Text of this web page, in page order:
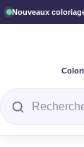
Nouveaux
Rechercher